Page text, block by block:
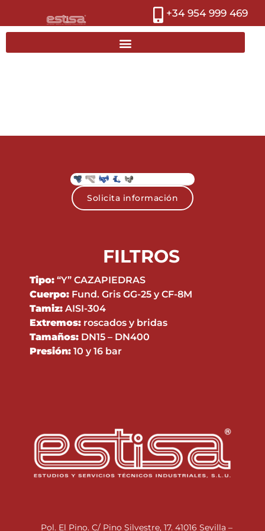
+34 954 999 469
Solicita información
FILTROS
Tipo: “Y” CAZAPIEDRAS
Cuerpo: Fund. Gris GG-25 y CF-8M
Tamiz: AISI-304
Extremos: roscados y bridas
Tamaños: DN15 – DN400
Presión: 10 y 16 bar
Pol. El Pino. C/ Pino Silvestre, 17. 41016 Sevilla –